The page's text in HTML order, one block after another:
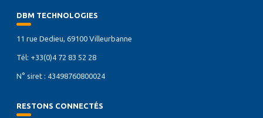
DBM TECHNOLOGIES
11 rue Dedieu, 69100 Villeurbanne
Tél: +33(0)4 72 83 52 28
N° siret : 43498760800024
RESTONS CONNECTÉS